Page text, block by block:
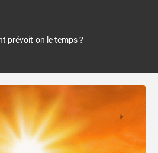
prévoit-on le temps ?